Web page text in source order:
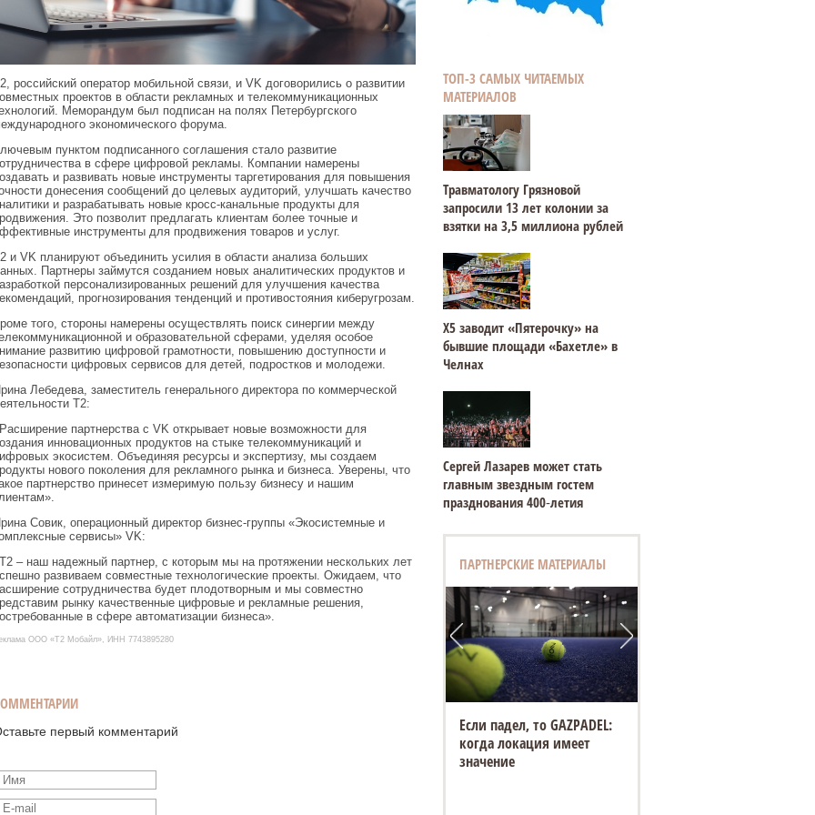
российский оператор мобильной связи, и VK договорились о развитии
проектов в области рекламных и телекоммуникационных
Меморандум был подписан на полях Петербургского
экономического форума.
пунктом подписанного соглашения стало развитие
в сфере цифровой рекламы. Компании намерены
и развивать новые инструменты таргетирования для повышения
донесения сообщений до целевых аудиторий, улучшать качество
и разрабатывать новые кросс-канальные продукты для
Это позволит предлагать клиентам более точные и
инструменты для продвижения товаров и услуг.
и VK планируют объединить усилия в области анализа больших
Партнеры займутся созданием новых аналитических продуктов и
персонализированных решений для улучшения качества
прогнозирования тенденций и противостояния киберугрозам.
того, стороны намерены осуществлять поиск синергии между
и образовательной сферами, уделяя особое
развитию цифровой грамотности, повышению доступности и
цифровых сервисов для детей, подростков и молодежи.
Лебедева, заместитель генерального директора по коммерческой
T2:
партнерства с VK открывает новые возможности для
инновационных продуктов на стыке телекоммуникаций и
экосистем. Объединяя ресурсы и экспертизу, мы создаем
нового поколения для рекламного рынка и бизнеса. Уверены, что
партнерство принесет измеримую пользу бизнесу и нашим
Совик, операционный директор бизнес-группы «Экосистемные и
сервисы» VK:
– наш надежный партнер, с которым мы на протяжении нескольких лет
развиваем совместные технологические проекты. Ожидаем, что
сотрудничества будет плодотворным и мы совместно
рынку качественные цифровые и рекламные решения,
в сфере автоматизации бизнеса».
ООО «Т2 Мобайл», ИНН 7743895280
первый комментарий
ТОП-3 САМЫХ ЧИТАЕМЫХ
МАТЕРИАЛОВ
Травматологу Грязновой
запросили 13 лет колонии за
взятки на 3,5 миллиона рублей
Х5 заводит «Пятерочку» на
бывшие площади «Бахетле» в
Челнах
Сергей Лазарев может стать
главным звездным гостем
празднования 400‑летия
ПАРТНЕРСКИЕ МАТЕРИАЛЫ
Если падел, то GAZPADEL:
когда локация имеет
значение